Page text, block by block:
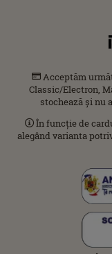
Acceptăm
Classic/Electron,
stochează și nu
În funcție de
alegând varianta